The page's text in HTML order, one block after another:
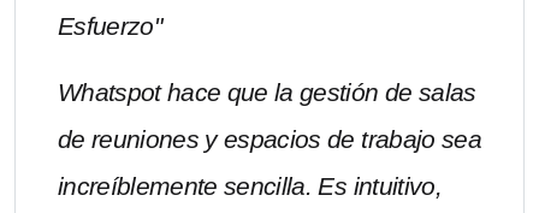
Esfuerzo"
Whatspot hace que la gestión de salas
de reuniones y espacios de trabajo sea
increíblemente sencilla. Es intuitivo,